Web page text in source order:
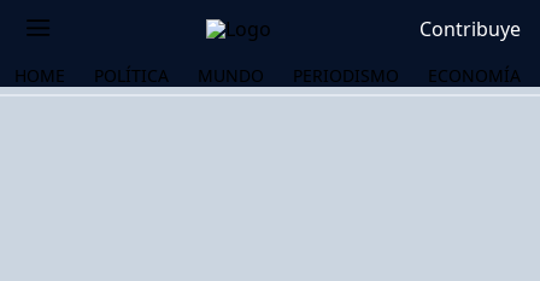
Contribuye
HOME POLÍTICA MUNDO PERIODISMO ECONOMÍA